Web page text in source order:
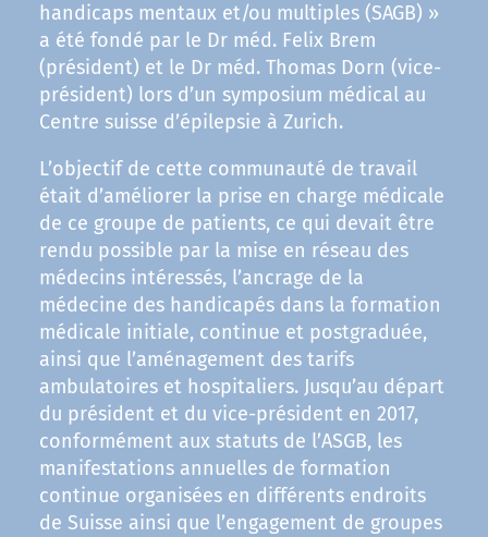
handicaps mentaux et/ou multiples (SAGB) »
a été fondé par le Dr méd. Felix Brem
(président) et le Dr méd. Thomas Dorn (vice-
président) lors d’un symposium médical au
Centre suisse d’épilepsie à Zurich.
L’objectif de cette communauté de travail
était d’améliorer la prise en charge médicale
de ce groupe de patients, ce qui devait être
rendu possible par la mise en réseau des
médecins intéressés, l’ancrage de la
médecine des handicapés dans la formation
médicale initiale, continue et postgraduée,
ainsi que l’aménagement des tarifs
ambulatoires et hospitaliers. Jusqu’au départ
du président et du vice-président en 2017,
conformément aux statuts de l’ASGB, les
manifestations annuelles de formation
continue organisées en différents endroits
de Suisse ainsi que l’engagement de groupes